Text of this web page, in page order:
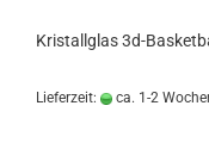
Kristallglas 3d-
Lieferzeit: ca. 1-2